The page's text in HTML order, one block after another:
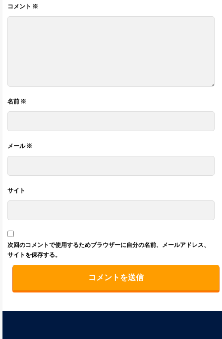
コメント ※
名前 ※
メール※
サイト
次回のコメントで使用するためブラウザーに自分の名前、メールアドレス、
サイトを保存する。